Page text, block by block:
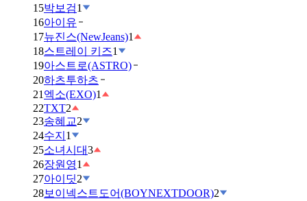
15박보검1
16아이유
17뉴진스(NewJeans)1
18스트레이 키즈1
19아스트로(ASTRO)
20하츠투하츠
21 엑소(EXO)1
22TXT2
23송혜교2
24수지 1
25소녀시대3
26장원영1
27아이딧2
28보이넥스트도어(BOYNEXTDOOR)2